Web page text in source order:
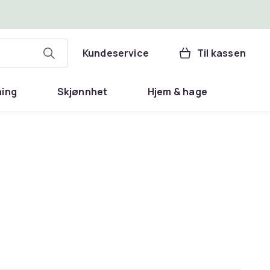
Kundeservice Til kassen
Skjønnhet Hjem & hage